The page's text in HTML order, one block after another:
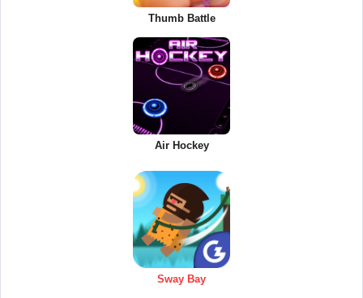
Thumb Battle
Air Hockey
Sway Bay